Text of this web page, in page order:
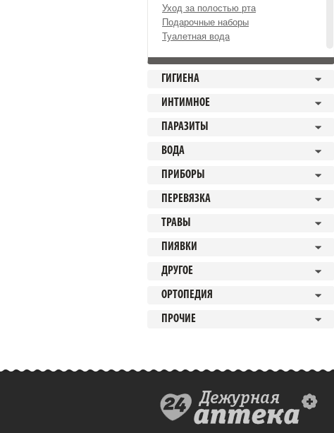
Уход за полостью рта
Подарочные наборы
Туалетная вода
ГИГИЕНА
ИНТИМНОЕ
ПАРАЗИТЫ
ВОДА
ПРИБОРЫ
ПЕРЕВЯЗКА
ТРАВЫ
ПИЯВКИ
ДРУГОЕ
ОРТОПЕДИЯ
ПРОЧИЕ